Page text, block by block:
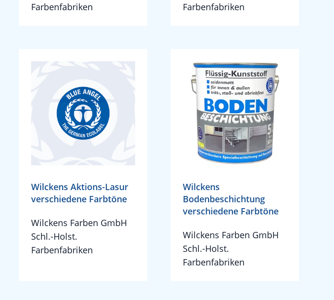
Farbenfabriken
Farbenfabriken
Wilckens Aktions-Lasur
verschiedene Farbtöne
Wilckens Farben GmbH
Schl.-Holst.
Farbenfabriken
Wilckens
Bodenbeschichtung
verschiedene Farbtöne
Wilckens Farben GmbH
Schl.-Holst.
Farbenfabriken